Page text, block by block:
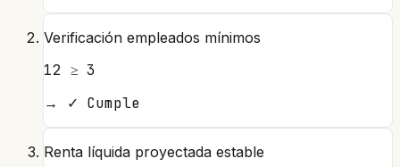
Verificación empleados mínimos
12 ≥ 3
→
✓ Cumple
Renta líquida proyectada estable